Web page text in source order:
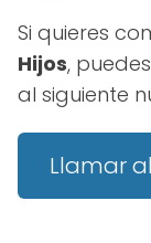
Si quieres
Hijos,
al siguiente
Llamar